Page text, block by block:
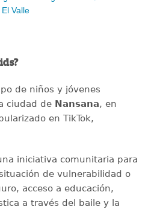
Valle
de niños y jóvenes
ciudad de Nansana, en
en TikTok,
iniciativa comunitaria para
de vulnerabilidad o
acceso a educación,
a través del baile y la